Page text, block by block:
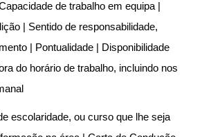
de trabalho em equipa |
| Sentido de responsabilidade,
| Pontualidade | Disponibilidade
do horário de trabalho, incluindo nos
escolaridade, ou curso que lhe seja